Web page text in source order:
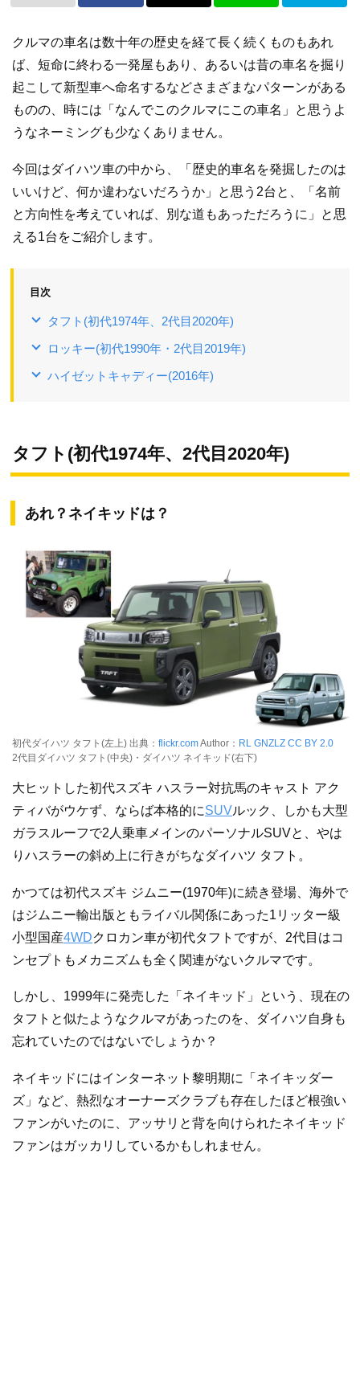
クルマの車名は数十年の歴史を経て長く続くものもあれ
ば、短命に終わる一発屋もあり、あるいは昔の車名を掘り
起こして新型車へ命名するなどさまざまなパターンがある
ものの、時には「なんでこのクルマにこの車名」と思うよ
うなネーミングも少なくありません。
今回はダイハツ車の中から、「歴史的車名を発掘したのは
いいけど、何か違わないだろうか」と思う2台と、「名前
と方向性を考えていれば、別な道もあっただろうに」と思
える1台をご紹介します。
目次
タフト(初代1974年、2代目2020年)
ロッキー(初代1990年・2代目2019年)
ハイゼットキャディー(2016年)
タフト(初代1974年、2代目2020年)
あれ？ネイキッドは？
初代ダイハツ タフト(左上) 出典： flickr.comAuthor： RL GNZLZ CC BY 2.0
2代目ダイハツ タフト(中央)・ダイハツ ネイキッド(右下)
大ヒットした初代スズキ ハスラー対抗馬のキャスト アク
ティバがウケず、ならば本格的にSUVルック、しかも大型
ガラスルーフで2人乗車メインのパーソナルSUVと、やは
りハスラーの斜め上に行きがちなダイハツ タフト。
かつては初代スズキ ジムニー(1970年)に続き登場、海外で
はジムニー輸出版ともライバル関係にあった1リッター級
小型国産4WDクロカン車が初代タフトですが、2代目はコ
ンセプトもメカニズムも全く関連がないクルマです。
しかし、1999年に発売した「ネイキッド」という、現在の
タフトと似たようなクルマがあったのを、ダイハツ自身も
忘れていたのではないでしょうか？
ネイキッドにはインターネット黎明期に「ネイキッダー
ズ」など、熱烈なオーナーズクラブも存在したほど根強い
ファンがいたのに、アッサリと背を向けられたネイキッド
ファンはガッカリしているかもしれません。